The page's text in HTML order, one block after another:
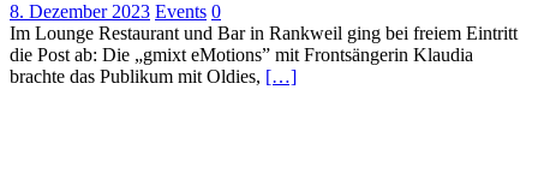
8. Dezember 2023 Events 0
Im Lounge Restaurant und Bar in Rankweil ging bei freiem Eintritt
die Post ab: Die „gmixt eMotions” mit Frontsängerin Klaudia
brachte das Publikum mit Oldies, […]